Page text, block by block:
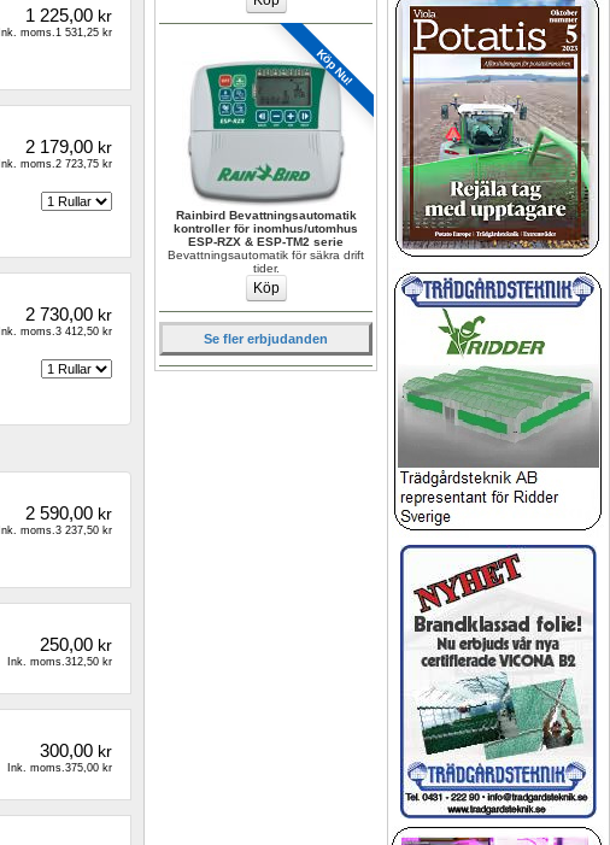
Köp Nu!
Rainbird Bevattningsautomatik
kontroller för inomhus/utomhus
ESP-RZX & ESP-TM2 serie
Bevattningsautomatik för säkra drift
tider.
Se fler erbjudanden
1 225,00kr
Ink. moms.1 531,25 kr
2 179,00kr
Ink. moms.2 723,75 kr
2 730,00kr
Ink. moms.3 412,50 kr
2 590,00kr
Ink. moms.3 237,50 kr
250,00kr
Ink. moms.312,50 kr
300,00kr
Ink. moms.375,00 kr